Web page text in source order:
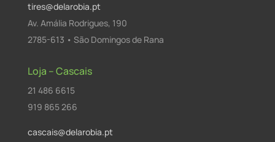
tires@delarobia.pt
Av. Amália Rodrigues, 190
2785-613 • São Domingos de Rana
Loja – Cascais
21 486 6615
919 865 266
cascais@delarobia.pt